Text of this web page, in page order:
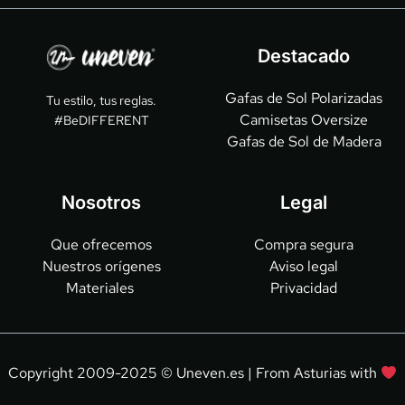
Tu estilo, tus reglas.
#BeDIFFERENT
Destacado
Gafas de Sol Polarizadas
Camisetas Oversize
Gafas de Sol de Madera
Nosotros
Que ofrecemos
Nuestros orígenes
Materiales
Legal
Compra segura
Aviso legal
Privacidad
Copyright 2009-2025 © Uneven.es | From Asturias with